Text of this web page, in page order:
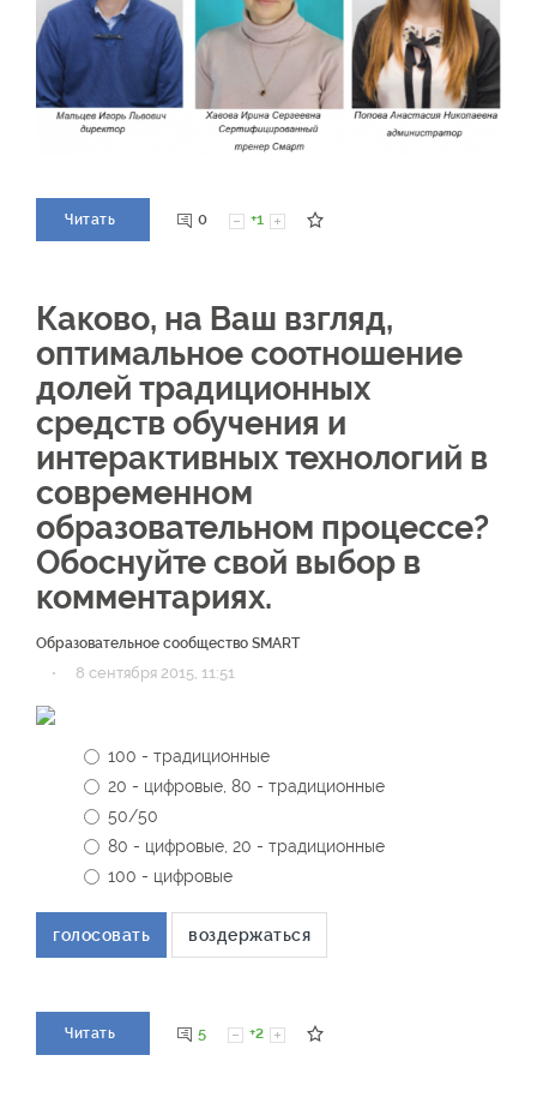
Читать 0 +1
Каково, на Ваш взгляд,
оптимальное соотношение
долей традиционных
средств обучения и
интерактивных технологий в
современном
образовательном процессе?
Обоснуйте свой выбор в
комментариях.
Образовательное сообщество SMART
· 8 сентября 2015, 11:51
100 - традиционные
20 - цифровые, 80 - традиционные
50/50
80 - цифровые, 20 - традиционные
100 - цифровые
голосовать воздержаться
Читать 5 +2